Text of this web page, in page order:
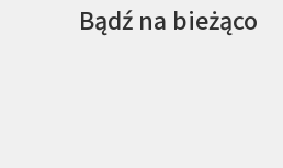
Bądź na bieżąco